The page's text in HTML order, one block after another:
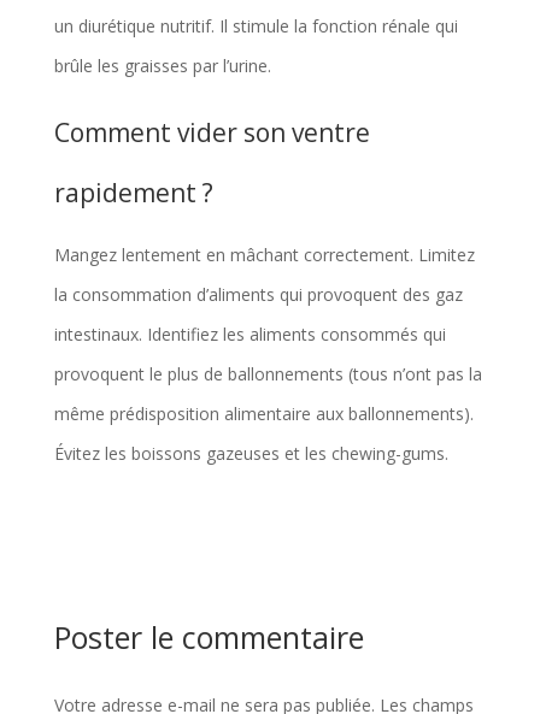
un diurétique nutritif. Il stimule la fonction rénale qui
brûle les graisses par l’urine.
Comment vider son ventre
rapidement ?
Mangez lentement en mâchant correctement. Limitez
la consommation d’aliments qui provoquent des gaz
intestinaux. Identifiez les aliments consommés qui
provoquent le plus de ballonnements (tous n’ont pas la
même prédisposition alimentaire aux ballonnements).
Évitez les boissons gazeuses et les chewing-gums.
Poster le commentaire
Votre adresse e-mail ne sera pas publiée. Les champs